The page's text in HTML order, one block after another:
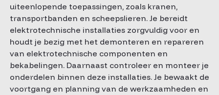
uiteenlopende toepassingen, zoals kranen,
transportbanden en scheepslieren. Je bereidt
elektrotechnische installaties zorgvuldig voor en
houdt je bezig met het demonteren en repareren
van elektrotechnische componenten en
bekabelingen. Daarnaast controleer en monteer je
onderdelen binnen deze installaties. Je bewaakt de
voortgang en planning van de werkzaamheden en